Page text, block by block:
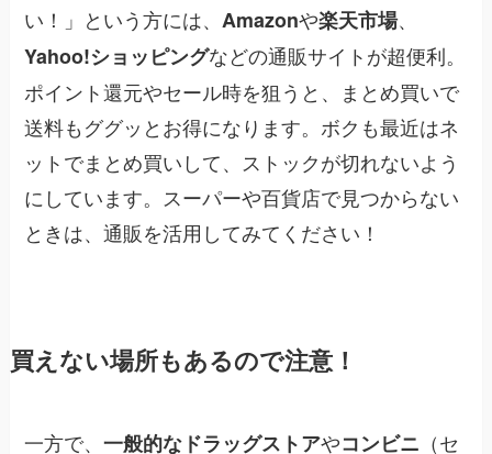
い！」という方には、Amazonや楽天市場、
Yahoo!ショッピングなどの通販サイトが超便利。
ポイント還元やセール時を狙うと、まとめ買いで
送料もググッとお得になります。ボクも最近はネ
ットでまとめ買いして、ストックが切れないよう
にしています。スーパーや百貨店で見つからない
ときは、通販を活用してみてください！
買えない場所もあるので注意！
一方で、一般的なドラッグストアやコンビニ （セ